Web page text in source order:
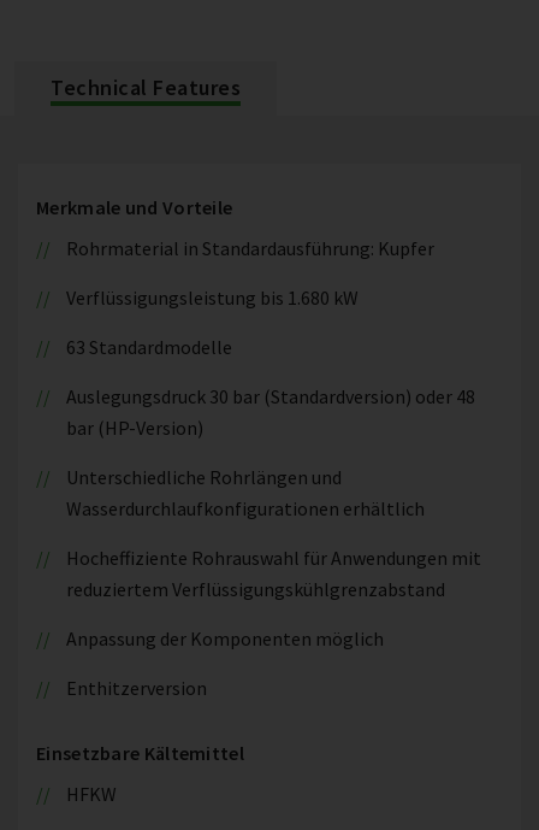
Technical Features
Merkmale und Vorteile
Rohrmaterial in Standardausführung: Kupfer
Verflüssigungsleistung bis 1.680 kW
63 Standardmodelle
Auslegungsdruck 30 bar (Standardversion) oder 48
bar (HP-Version)
Unterschiedliche Rohrlängen und
Wasserdurchlaufkonfigurationen erhältlich
Hocheffiziente Rohrauswahl für Anwendungen mit
reduziertem Verflüssigungskühlgrenzabstand
Anpassung der Komponenten möglich
Enthitzerversion
Einsetzbare Kältemittel
HFKW